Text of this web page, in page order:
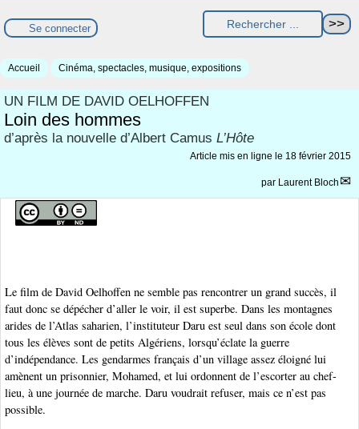
Se connecter
Accueil Cinéma, spectacles, musique, expositions
UN FILM DE DAVID OELHOFFEN
Loin des hommes
d’après la nouvelle d’Albert Camus L’Hôte
Article mis en ligne le 18 février 2015
par Laurent Bloch
Le film de David Oelhoffen ne semble pas rencontrer un grand succès, il
faut donc se dépécher d’aller le voir, il est superbe. Dans les montagnes
arides de l’Atlas saharien, l’instituteur Daru est seul dans son école dont
tous les élèves sont de petits Algériens, lorsqu’éclate la guerre
d’indépendance. Les gendarmes français d’un village assez éloigné lui
amènent un prisonnier, Mohamed, et lui ordonnent de l’escorter au chef-
lieu, à une journée de marche. Daru voudrait refuser, mais ce n’est pas
possible.